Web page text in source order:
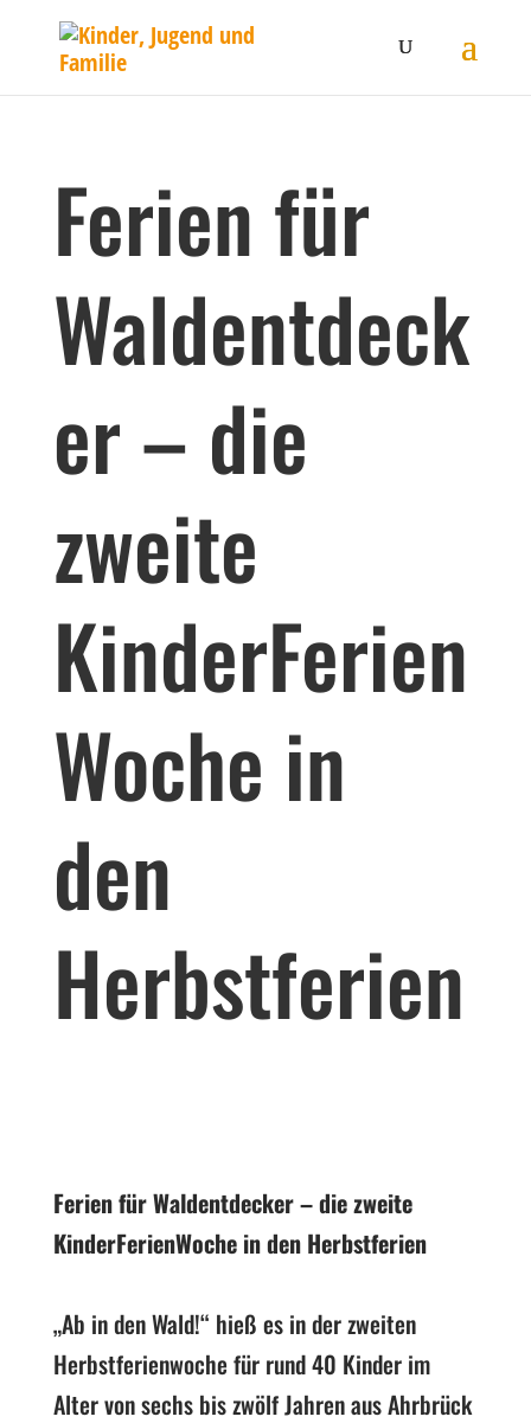
Ferien für
Waldentdeck
er – die
zweite
KinderFerien
Woche in
den
Herbstferien
Ferien für Waldentdecker – die zweite
KinderFerienWoche in den Herbstferien
„Ab in den Wald!“ hieß es in der zweiten
Herbstferienwoche für rund 40 Kinder im
Alter von sechs bis zwölf Jahren aus Ahrbrück